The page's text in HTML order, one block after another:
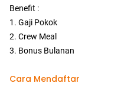
Benefit :
1. Gaji Pokok
2. Crew Meal
3. Bonus Bulanan
Cara Mendaftar